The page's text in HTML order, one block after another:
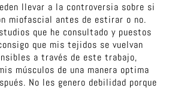
llevar a la controversia sobre si
miofascial antes de estirar o no.
que he consultado y puestos
que mis tejidos se vuelvan
a través de este trabajo,
músculos de una manera optima
No les genero debilidad porque